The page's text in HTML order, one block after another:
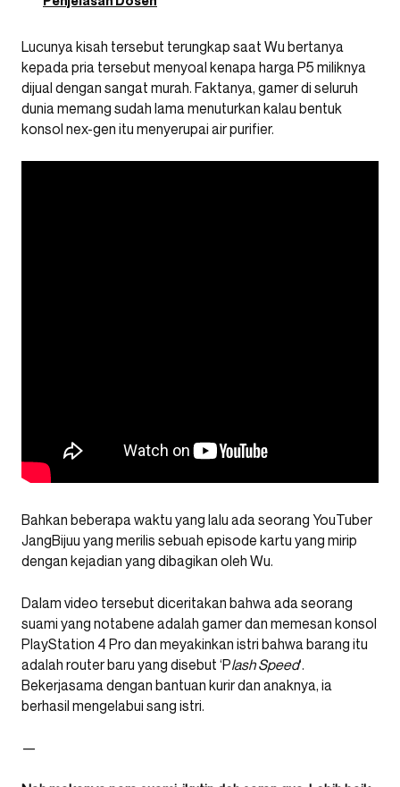
Lucunya kisah tersebut terungkap saat Wu bertanya
kepada pria tersebut menyoal kenapa harga P5 miliknya
dijual dengan sangat murah. Faktanya, gamer di seluruh
dunia memang sudah lama menuturkan kalau bentuk
konsol nex-gen itu menyerupai air purifier.
Bahkan beberapa waktu yang lalu ada seorang YouTuber
JangBijuu yang merilis sebuah episode kartu yang mirip
dengan kejadian yang dibagikan oleh Wu.
Dalam video tersebut diceritakan bahwa ada seorang
suami yang notabene adalah gamer dan memesan konsol
PlayStation 4 Pro dan meyakinkan istri bahwa barang itu
adalah router baru yang disebut ‘Plash Speed‘.
Bekerjasama dengan bantuan kurir dan anaknya, ia
berhasil mengelabui sang istri.
—